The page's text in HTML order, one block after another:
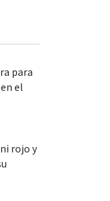
para
el
rojo y